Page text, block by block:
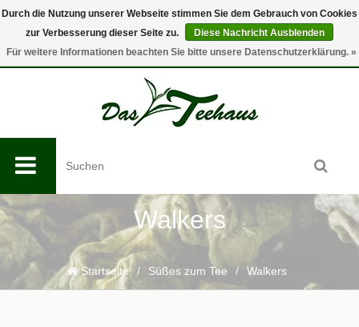
0
Walkers
Startseite / Süßes zum Tee / Walkers
Durch die Nutzung unserer Webseite stimmen Sie dem Gebrauch von Cookies
zur Verbesserung dieser Seite zu.
Diese Nachricht Ausblenden
Für weitere Informationen beachten Sie bitte unsere Datenschutzerklärung. »